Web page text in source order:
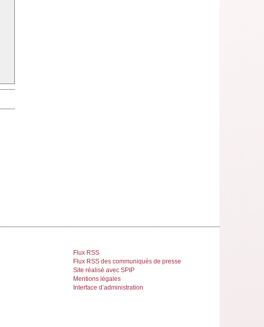
Flux RSS
Flux RSS des communiqués de presse
Site réalisé avec SPIP
Mentions légales
Interface d’administration